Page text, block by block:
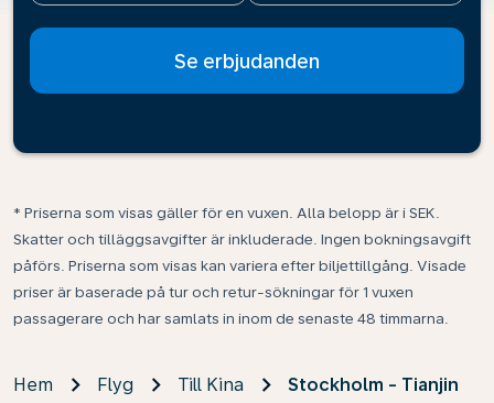
Se erbjudanden
* Priserna som visas gäller för en vuxen. Alla belopp är i SEK.
Skatter och tilläggsavgifter är inkluderade. Ingen bokningsavgift
påförs. Priserna som visas kan variera efter biljettillgång. Visade
priser är baserade på tur och retur-sökningar för 1 vuxen
passagerare och har samlats in inom de senaste 48 timmarna.
Hem Flyg Till Kina Stockholm - Tianjin